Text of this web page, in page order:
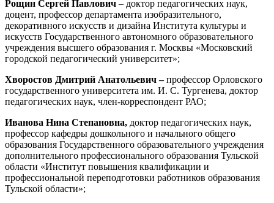
Рощин Сергей Павлович – доктор педагогических наук,
доцент, профессор департамента изобразительного,
декоративного искусств и дизайна Института культуры и
искусств Государственного автономного образовательного
учреждения высшего образования г. Москвы «Московский
городской педагогический университет»;
Хворостов Дмитрий Анатольевич –профессор Орловского
государственного университета им. И. С. Тургенева, доктор
педагогических наук, член-корреспондент РАО;
Иванова Нина Степановна, доктор педагогических наук,
профессор кафедры дошкольного и начального общего
образования Государственного образовательного учреждения
дополнительного профессионального образования Тульской
области «Институт повышения квалификации и
профессиональной переподготовки работников образования
Тульской области»;